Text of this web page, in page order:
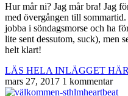
Hur mår ni? Jag mår bra! Jag
med övergången till
jobba i söndagsmorse och ha
lite sent dessutom, suck), men
helt klart!
LÄS HELA INLÄGGET
mars 27, 2017 1 kommentar